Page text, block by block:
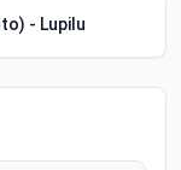
- Lupilu